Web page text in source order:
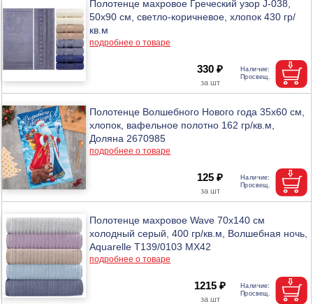
Полотенце махровое Греческий узор J-038,
50х90 см, светло-коричневое, хлопок 430 гр/
кв.м
подробнее о товаре
330 ₽
Полотенце Волшебного Нового года 35х60 см,
хлопок, вафельное полотно 162 гр/кв.м,
Доляна 2670985
подробнее о товаре
125 ₽
Полотенце махровое Wave 70х140 см
холодный серый, 400 гр/кв.м, Волшебная ночь,
Aquarelle Т139/0103 МХ42
подробнее о товаре
1215 ₽